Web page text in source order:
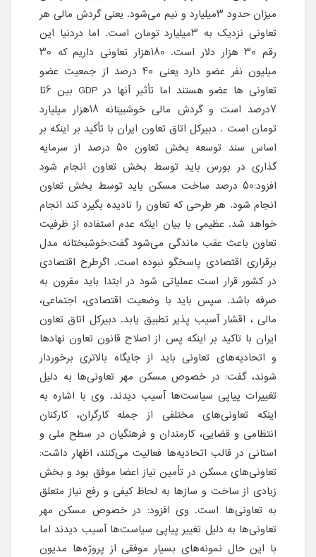
میزان حدود 3میلیارد و نیم می‌شود. یعنی گردش مالی هر
تعاونی نزدیک به 3میلیارد تومان است. اما دردنیا این
رقم 30 هزار دلار است. 180هزار تعاونی داریم که 30
میلیون نفر عضو دارد یعنی 40 درصد از جمعیت عضو
تعاونی ها عضو هستند اما تأثیر آنها در GDP بین 6تا
7درصد است و گردش مالی خوشبینانه 18هزار میلیارد
تومان است . دبیرکل اتاق تعاون ایران با تأکید بر اینکه بر
اساس سند توسعه بخش تعاون 50 درصد از سرمایه
گذاری در بورس باید توسط بخش تعاون انجام شود
افزود:50 درصد ساخت مسکن باید توسط بخش تعاون
انجام شود. هر طرحی که تعاون را نادیده بگیرد کند انجام
خواهد شد. عظیمی با بیان اینکه عدم استفاده از ظرفیت
تعاون باعث عقب ماندگی می‌شود گفت:خوشبختانه مدل
برقراری اقتصادی پاسخگو نبوده است. اگرطرح اقتصادی
در کشور قرار است عملیاتی شود در ابتدا باید مقرون به
صرفه باشد. سپس باید با وضعیت اقتصادی، اجتماعی،
مالی ، اقشار آسیب پذیر تطبیق یابد. دبیرکل اتاق تعاون
ایران با تاکید بر اینکه پس از اصلاح قانون تعاون نهادها
و اتحادیه‌های تعاونی باید از جایگاه بالاتری برخوردار
شوند، گفت: در خصوص مسکن مهر تعاونی‌ها به دلیل
تغییرات پیاپی سیاست‌ها آسیب دیدند. وی با اشاره به
اینکه تعاونی‌های مختلفی از جمله کارگران، کارکنان
انتظامی و قضایی، کارمندان و فرهنگیان در سطح ملی و
استانی در قالب اتحادیه‌ها فعالیت می‌کنند، اظهار داشت:
تعاونی‌های مسکن در تأمین نیاز اعضا موفق بود و بخش
زیادی از ساخت و سازها به لحاظ کیفی و رفع نیاز متعلق
به تعاونی‌ها است. وی افزود: در خصوص مسکن مهر
تعاونی‌ها به دلیل تغییر پیاپی سیاست‌ها آسیب دیدند اما
با این حال نمونه‌های بسیار موفقی از پروژه‌ها مدیون